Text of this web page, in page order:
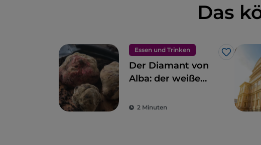
Das
Essen und Trinken
Like
Der Diamant von
Alba: der weiße
2 Minuten